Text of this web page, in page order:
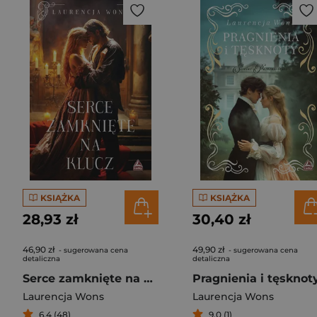
KSIĄŻKA
28,93 zł
46,90 zł - sugerowana cena
detaliczna
Serce zamknięte na klucz
Laurencja Wons
6,4 (48)
KSIĄŻKA
30,40 zł
49,90 zł - sugerowana cena
detaliczna
Laurencja Wons
9,0 (1)